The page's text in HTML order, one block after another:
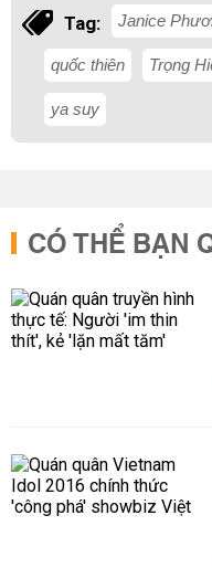
Tag: Janice
quốc thiên Trọng
ya suy
CÓ THỂ BẠN